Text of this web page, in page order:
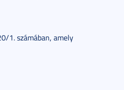
1. számában, amely